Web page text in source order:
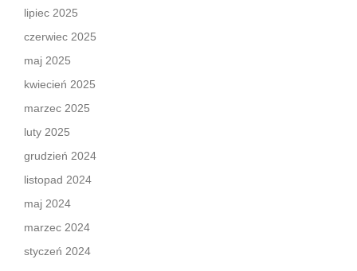
lipiec 2025
czerwiec 2025
maj 2025
kwiecień 2025
marzec 2025
luty 2025
grudzień 2024
listopad 2024
maj 2024
marzec 2024
styczeń 2024